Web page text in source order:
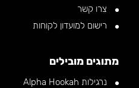
צרו קשר
רישום למועדון לקוחות
מתוגים מובילים
נרגילות Alpha Hookah